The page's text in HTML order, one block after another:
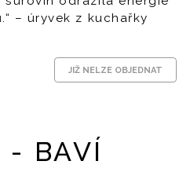
– úryvek z kuchařky
JIŽ NELZE OBJEDNAT